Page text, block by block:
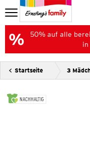
50% auf alle
in
Startseite 3
NACHHALTIG